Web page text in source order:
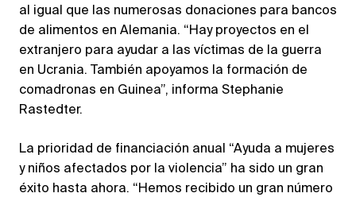
al igual que las numerosas donaciones para bancos
de alimentos en Alemania. “Hay proyectos en el
extranjero para ayudar a las víctimas de la guerra
en Ucrania. También apoyamos la formación de
comadronas en Guinea”, informa Stephanie
Rastedter.
La prioridad de financiación anual “Ayuda a mujeres
y niños afectados por la violencia” ha sido un gran
éxito hasta ahora. “Hemos recibido un gran número